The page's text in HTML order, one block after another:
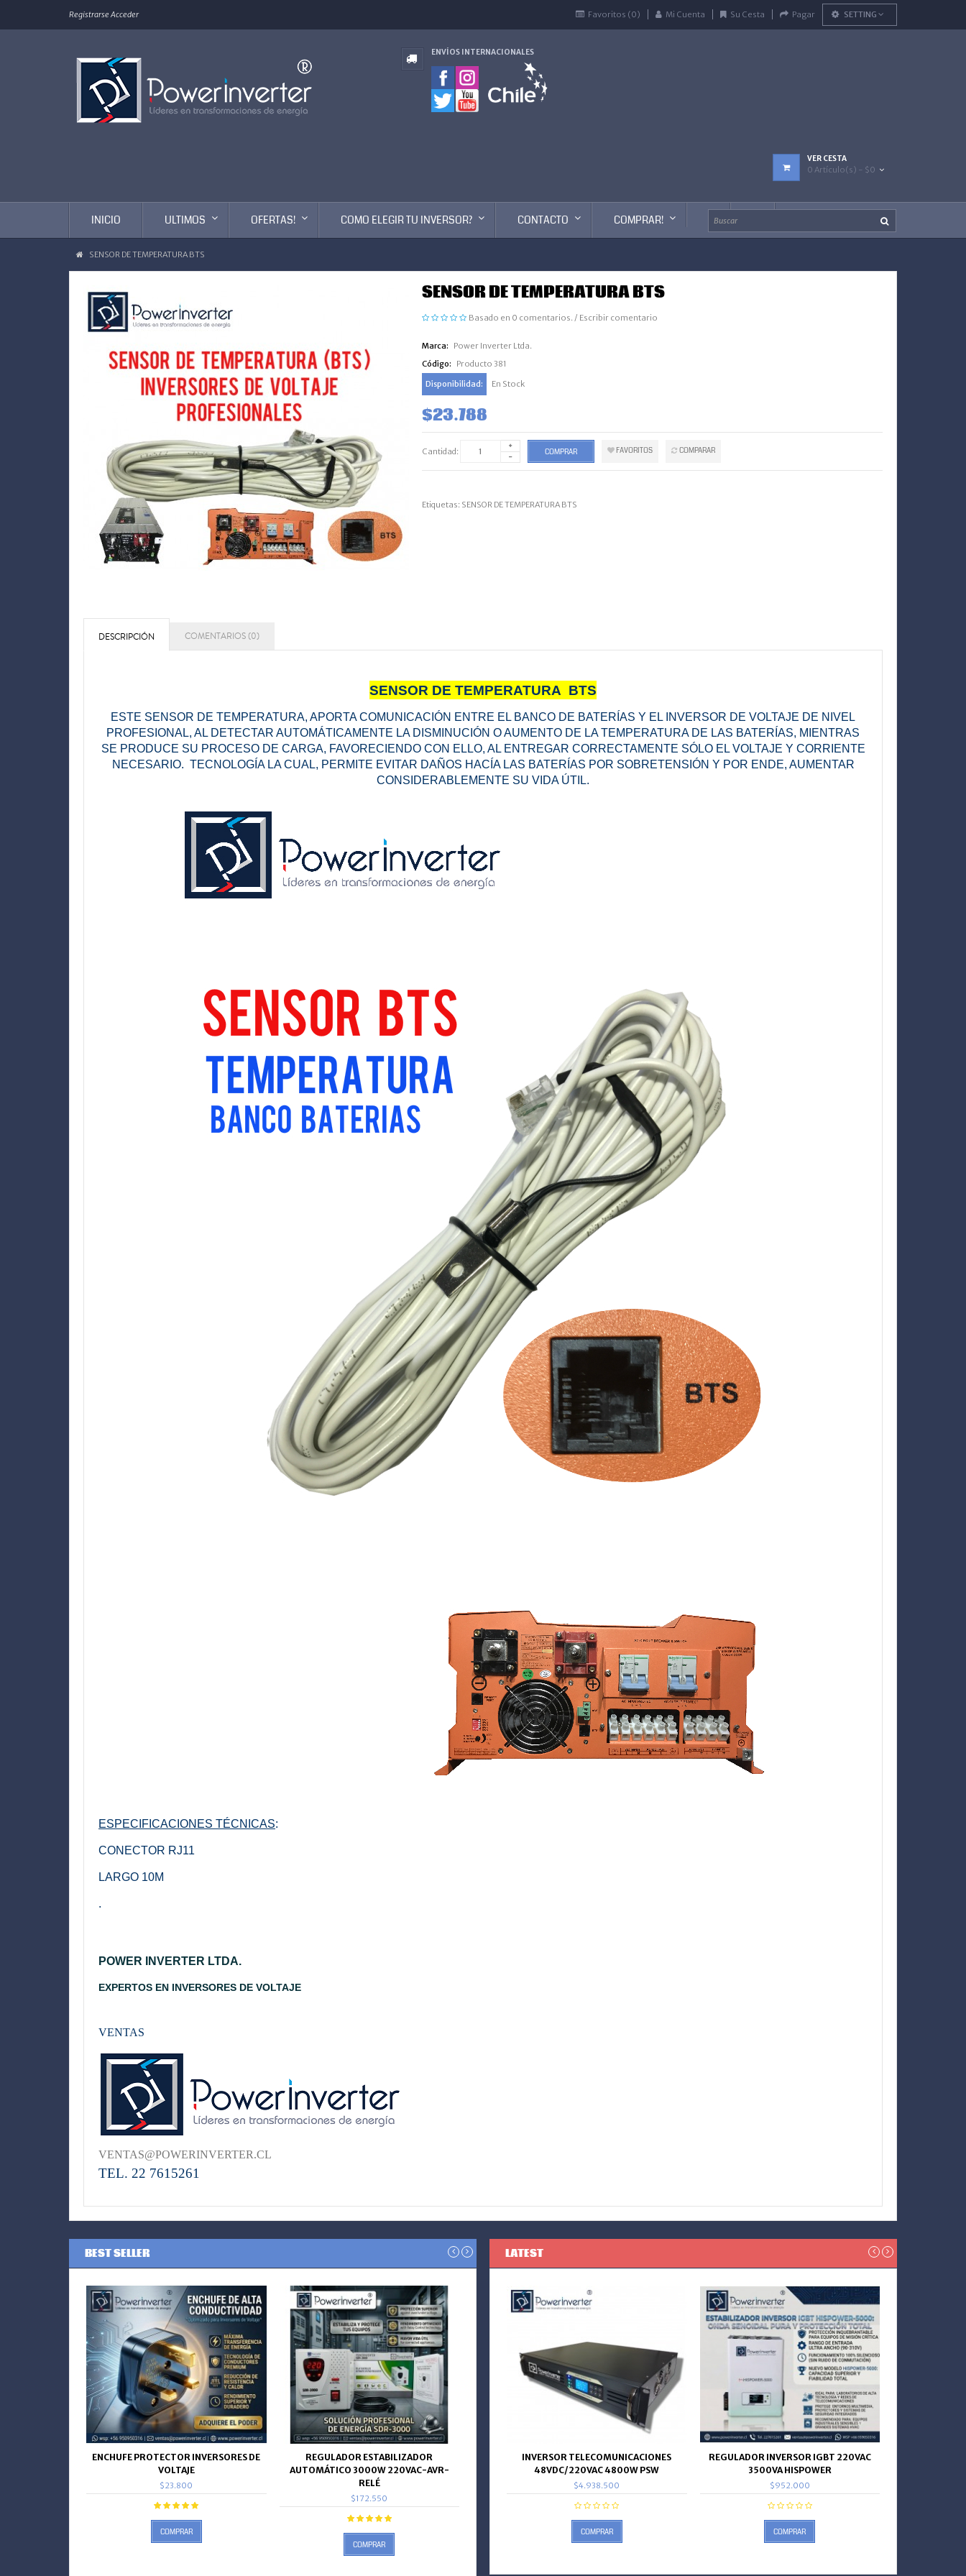
Registrarse Acceder Favoritos (0) Mi Cuenta Su Cesta Pagar SETTING
ENVÍOS INTERNACIONALES
VER CESTA
0 Artículo(s) - $0
INICIO ULTIMOS OFERTAS! COMO ELEGIR TU INVERSOR? CONTACTO COMPRAR!
SENSOR DE TEMPERATURA BTS
SENSOR DE TEMPERATURA BTS
Basado en 0 comentarios. / Escribir comentario
Marca:
Power Inverter Ltda.
Código:
Producto 381
Disponibilidad:
En Stock
$23.788
Cantidad: COMPRAR FAVORITOS COMPARAR
Etiquetas: SENSOR DE TEMPERATURA BTS
DESCRIPCIÓN COMENTARIOS (0)
SENSOR DE TEMPERATURA BTS
ESTE SENSOR DE TEMPERATURA, APORTA COMUNICACIÓN ENTRE EL BANCO DE BATERÍAS Y EL INVERSOR DE VOLTAJE DE NIVEL
PROFESIONAL, AL DETECTAR AUTOMÁTICAMENTE LA DISMINUCIÓN O AUMENTO DE LA TEMPERATURA DE LAS BATERÍAS, MIENTRAS
SE PRODUCE SU PROCESO DE CARGA, FAVORECIENDO CON ELLO, AL ENTREGAR CORRECTAMENTE SÓLO EL VOLTAJE Y CORRIENTE
NECESARIO. TECNOLOGÍA LA CUAL, PERMITE EVITAR DAÑOS HACÍA LAS BATERÍAS POR SOBRETENSIÓN Y POR ENDE, AUMENTAR
CONSIDERABLEMENTE SU VIDA ÚTIL.
ESPECIFICACIONES TÉCNICAS:
CONECTOR RJ11
LARGO 10M
.
POWER INVERTER LTDA.
EXPERTOS EN INVERSORES DE VOLTAJE
VENTAS
VENTAS@POWERINVERTER.CL
TEL. 22 7615261
BEST SELLER
ENCHUFE PROTECTOR INVERSORES DE
VOLTAJE
$23.800
COMPRAR
REGULADOR ESTABILIZADOR
AUTOMÁTICO 3000W 220VAC-AVR-
RELÉ
$172.550
COMPRAR
LATEST
INVERSOR TELECOMUNICACIONES
48VDC/220VAC 4800W PSW
$4.938.500
COMPRAR
REGULADOR INVERSOR IGBT 220VAC
3500VA HISPOWER
$952.000
COMPRAR